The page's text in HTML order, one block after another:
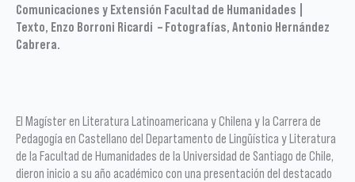
Comunicaciones y Extensión Facultad de Humanidades |
Texto, Enzo Borroni Ricardi – Fotografías, Antonio Hernández
Cabrera.
El Magíster en Literatura Latinoamericana y Chilena y la Carrera de
Pedagogía en Castellano del Departamento de Lingüística y Literatura
de la Facultad de Humanidades de la Universidad de Santiago de Chile,
dieron inicio a su año académico con una presentación del destacado